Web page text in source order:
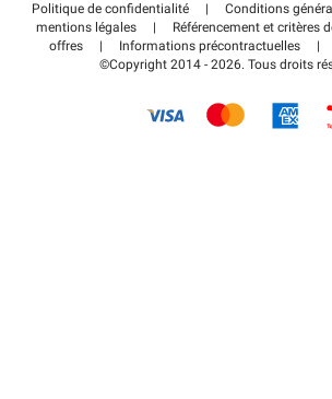
Régler votre stationnement FLOW
Wiki
Guide du stationnement
Politique de confidentialité |
Conditions
mentions légales
|
Référencement et critères
offres
| Informations précontractuelles |
©Copyright 2014 - 2026. Tous droits